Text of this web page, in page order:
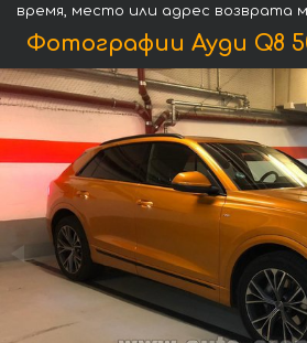
время, место или адрес возврата
Фотографии Ауди Q8